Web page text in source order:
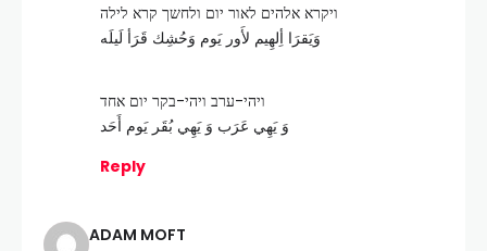
ויקרא אלהים לאור יום ולחשך קרא לילה
وَيَقرَا أِلهِيم ﻷَور يَوم وَحُشِك قَرَأ لَيلَه
ויהי-ערב ויהי-בקר יום אחד
وَ يَهِي عَرَب وَ يَهِي بُقَر يَوم أَحَد
Reply
ADAM MOFT